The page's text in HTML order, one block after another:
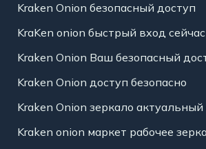
Kraken Onion безопасный доступ
KraKen onion быстрый вход
Kraken Onion Ваш безопасный
Kraken Onion доступ безопасно
Kraken Onion зеркало актуальный
Kraken onion маркет рабочее